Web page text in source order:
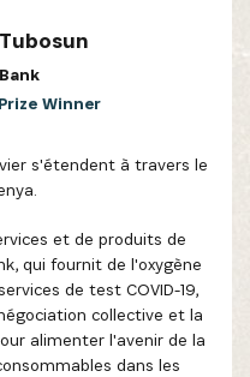
Winner
s'étendent à travers le
et de produits de
qui fournit de l'oxygène
de test COVID-19,
collective et la
alimenter l'avenir de la
dans les